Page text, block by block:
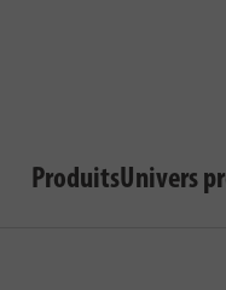
ProduitsUnivers